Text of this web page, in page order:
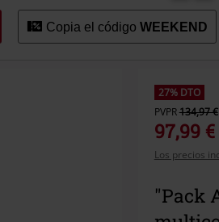
Ropa
Alternativa
Copia el código WEEKEND
27% DTO
PVPR134,97 €
97,99 €
Los precios
"Pack